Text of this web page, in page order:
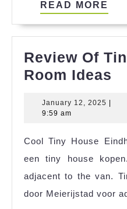
READ MORE
Review Of
Room Ideas
January 12, 2025
9:59 am
Cool Tiny House
een tiny house
adjacent to the van.
door Meierijstad voor